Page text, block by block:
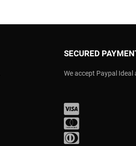
SECURED
We accept Paypal Ideal